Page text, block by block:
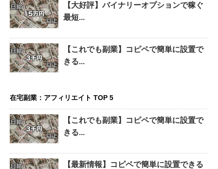
【大好評】バイナリーオプションで稼ぐ
最短...
【これでも副業】コピペで簡単に設置で
きる...
在宅副業：アフィリエイト TOP 5
【これでも副業】コピペで簡単に設置で
きる...
【最新情報】コピペで簡単に設置できる